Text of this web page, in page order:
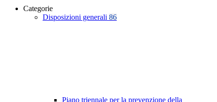
Categorie
Disposizioni generali 86
Piano triennale per la prevenzione della